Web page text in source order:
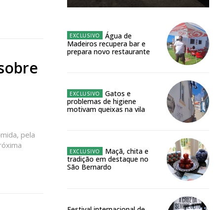
online
pela
Água de
Madeiros recupera bar e
prepara novo restaurante
Gatos e
problemas de higiene
motivam queixas na vila
Maçã, chita e
tradição em destaque no
São Bernardo